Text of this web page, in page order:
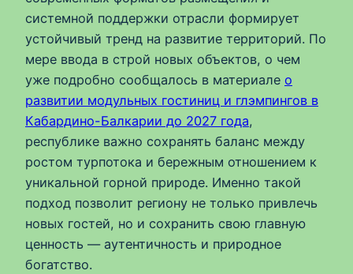
системной поддержки отрасли формирует
устойчивый тренд на развитие территорий. По
мере ввода в строй новых объектов, о чем
уже подробно сообщалось в материале о
развитии модульных гостиниц и глэмпингов в
Кабардино-Балкарии до 2027 года,
республике важно сохранять баланс между
ростом турпотока и бережным отношением к
уникальной горной природе. Именно такой
подход позволит региону не только привлечь
новых гостей, но и сохранить свою главную
ценность — аутентичность и природное
богатство.